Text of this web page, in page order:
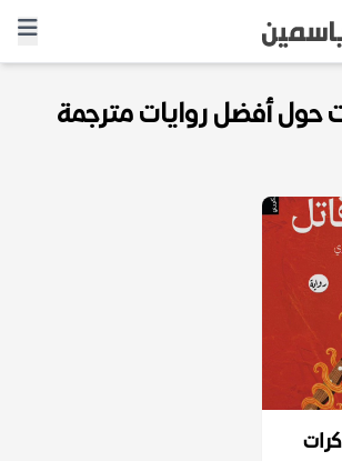
حول أفضل روايات مترجمة